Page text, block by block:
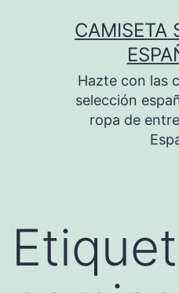
CAMISETA
Hazte con las
selección
ropa de